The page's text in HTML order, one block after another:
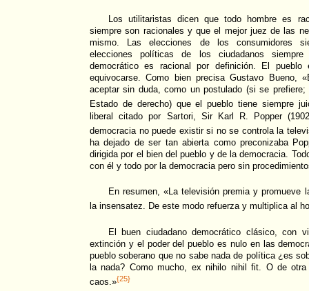
Los utilitaristas dicen que todo hombre es
siempre son racionales y que el mejor juez de las
mismo. Las elecciones de los consumidores
elecciones políticas de los ciudadanos
democrático es racional por definición. El pueblo
equivocarse. Como bien precisa Gustavo Bueno,
aceptar sin duda, como un postulado (si se
Estado de derecho) que el pueblo tiene siempre
liberal citado por Sartori, Sir Karl R. Popper
democracia no puede existir si no se controla la
ha dejado de ser tan abierta como preconizaba
dirigida por el bien del pueblo y de la democracia.
con él y todo por la democracia pero sin
En resumen, «La televisión premia y promueve
la insensatez. De este modo refuerza y multiplica al
El buen ciudadano democrático clásico, con
extinción y el poder del pueblo es nulo en las
pueblo soberano que no sabe nada de política ¿es
la nada? Como mucho, ex nihilo nihil fit. O de
caos.»{25}